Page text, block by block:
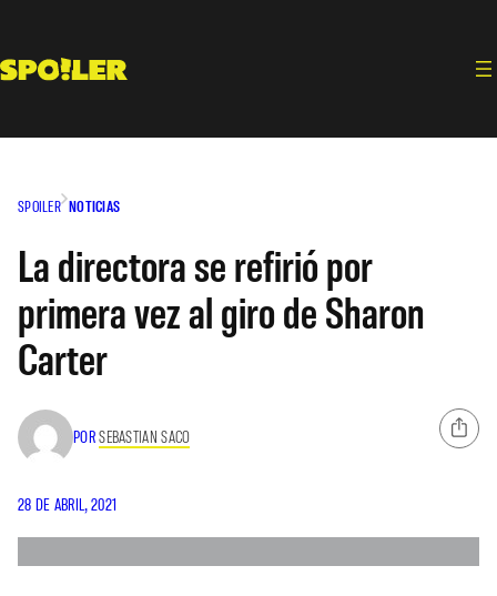
contenido
SPOILER NOTICIAS
La directora se refirió por
primera vez al giro de Sharon
Carter
PORSEBASTIAN SACO
28 DE ABRIL, 2021